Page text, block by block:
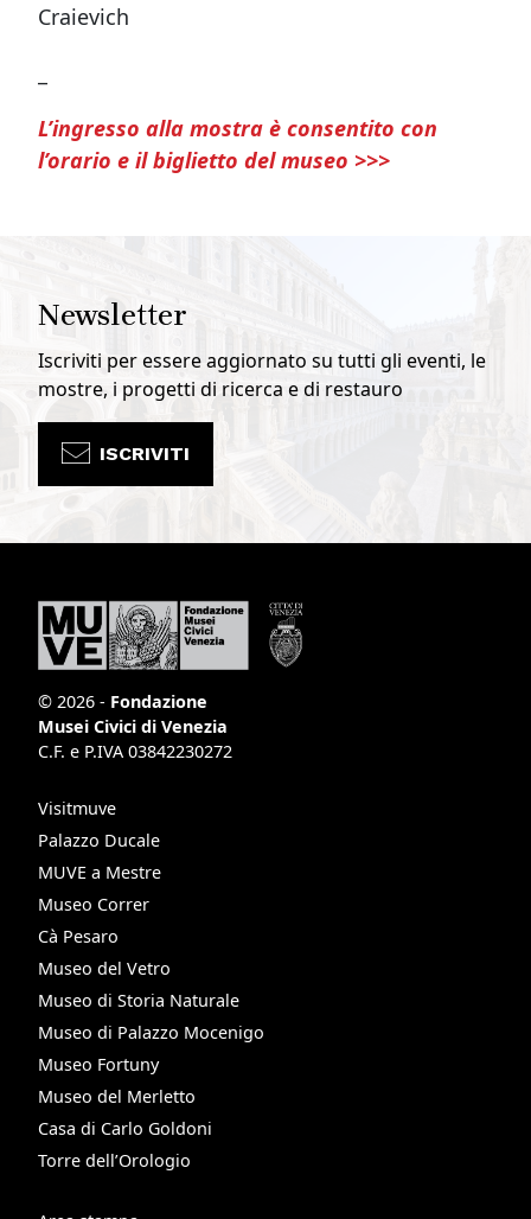
Craievich
L’ingresso alla mostra è consentito con
l’orario e il biglietto del museo >>>
Newsletter
Iscriviti per essere aggiornato su tutti gli eventi, le
mostre, i progetti di ricerca e di restauro
ISCRIVITI
© 2026 - Fondazione
Musei Civici di Venezia
C.F. e P.IVA 03842230272
Visitmuve
Palazzo Ducale
MUVE a Mestre
Museo Correr
Cà Pesaro
Museo del Vetro
Museo di Storia Naturale
Museo di Palazzo Mocenigo
Museo Fortuny
Museo del Merletto
Casa di Carlo Goldoni
Torre dell’Orologio